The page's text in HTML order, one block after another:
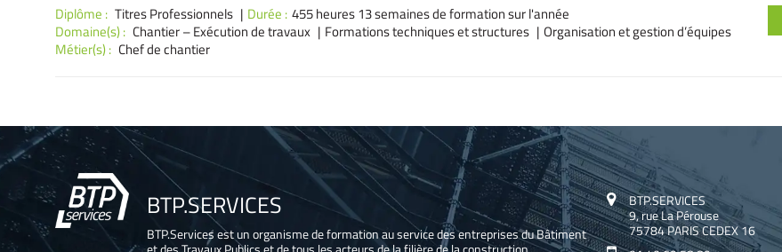
Diplôme : Titres Professionnels Durée : 455 heures 13 semaines de formation sur l'année
Domaine(s) : Chantier – Exécution de travaux Formations techniques et structures
Organisation et gestion d’équipes
Métier(s) : Chef de chantier
BTP.SERVICES
BTP.Services est un organisme de formation au service des entreprises du Bâtiment
BTP.SERVICES
9, rue La Pérouse
75784 PARIS CEDEX 16